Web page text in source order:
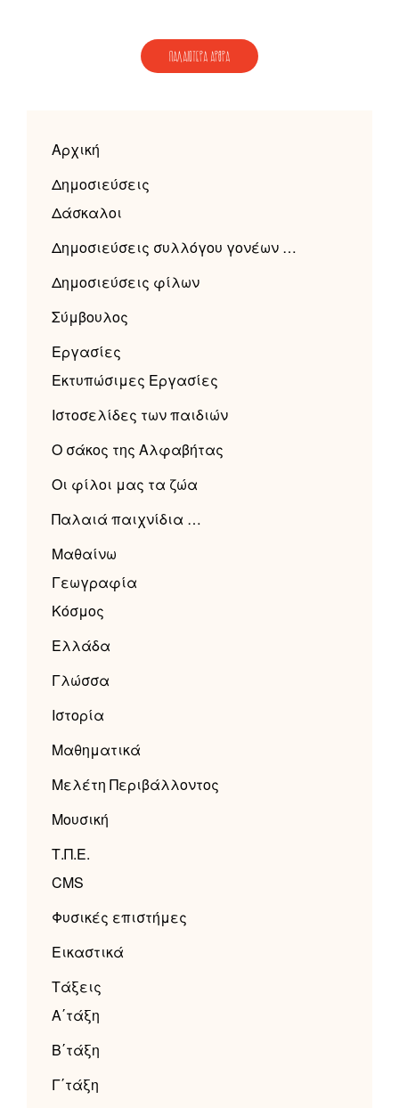
ΠΑΛΑΙΌΤΕΡΑ ΆΡΘΡΑ
Αρχική
Δημοσιεύσεις
Δάσκαλοι
Δημοσιεύσεις συλλόγου γονέων …
Δημοσιεύσεις φίλων
Σύμβουλος
Εργασίες
Εκτυπώσιμες Εργασίες
Ιστοσελίδες των παιδιών
Ο σάκος της Αλφαβήτας
Οι φίλοι μας τα ζώα
Παλαιά παιχνίδια …
Μαθαίνω
Γεωγραφία
Κόσμος
Ελλάδα
Γλώσσα
Ιστορία
Μαθηματικά
Μελέτη Περιβάλλοντος
Μουσική
Τ.Π.Ε.
CMS
Φυσικές επιστήμες
Εικαστικά
Τάξεις
Α΄τάξη
Β΄τάξη
Γ΄τάξη